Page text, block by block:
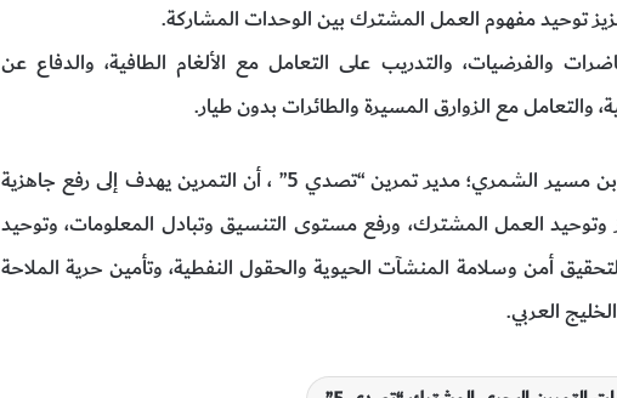
توحيد مفهوم العمل المشترك بين الوحدات المشاركة.
والفرضيات، والتدريب على التعامل مع الألغام الطافية، والدفاع عن
والتعامل مع الزوارق المسيرة والطائرات بدون طيار.
وأكد العميد البحري الركن خالد بن مسير الشمري؛ مدير تمرين “تصدي 5” ، أن التمرين يهدف إلى رفع جاهزية
وتوحيد العمل المشترك، ورفع مستوى التنسيق وتبادل المعلومات، وتوحيد
أمن وسلامة المنشآت الحيوية والحقول النفطية، وتأمين حرية الملاحة
العربي.